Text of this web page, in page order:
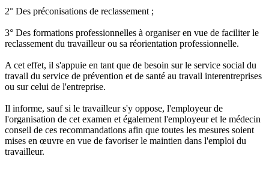
2° Des préconisations de reclassement ;
3° Des formations professionnelles à organiser en vue de faciliter le
reclassement du travailleur ou sa réorientation professionnelle.
A cet effet, il s'appuie en tant que de besoin sur le service social du
travail du service de prévention et de santé au travail interentreprises
ou sur celui de l'entreprise.
Il informe, sauf si le travailleur s'y oppose, l'employeur de
l'organisation de cet examen et également l'employeur et le médecin
conseil de ces recommandations afin que toutes les mesures soient
mises en œuvre en vue de favoriser le maintien dans l'emploi du
travailleur.